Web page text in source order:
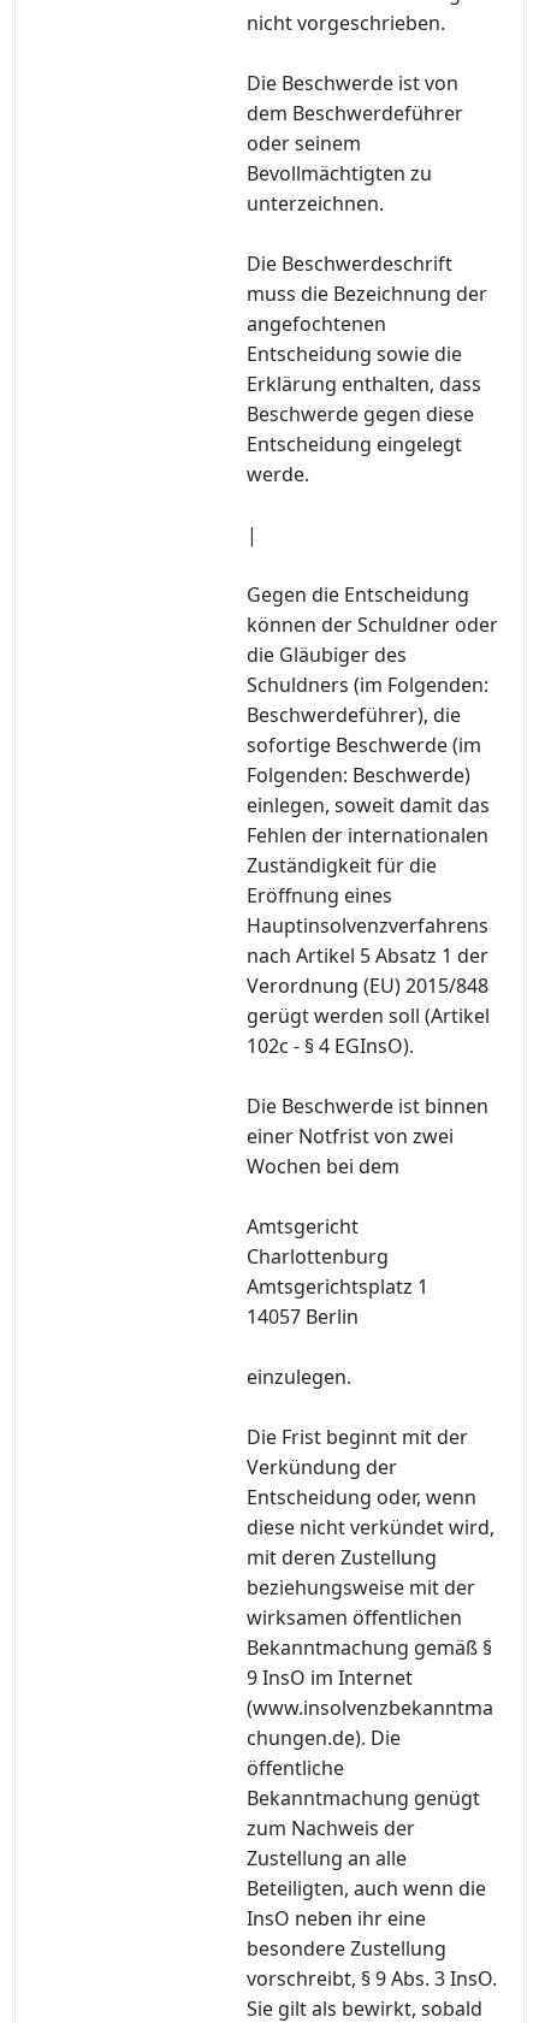
nicht vorgeschrieben.
Die Beschwerde ist von
dem Beschwerdeführer
oder seinem
Bevollmächtigten zu
unterzeichnen.
Die Beschwerdeschrift
muss die Bezeichnung der
angefochtenen
Entscheidung sowie die
Erklärung enthalten, dass
Beschwerde gegen diese
Entscheidung eingelegt
werde.
|
Gegen die Entscheidung
können der Schuldner oder
die Gläubiger des
Schuldners (im Folgenden:
Beschwerdeführer), die
sofortige Beschwerde (im
Folgenden: Beschwerde)
einlegen, soweit damit das
Fehlen der internationalen
Zuständigkeit für die
Eröffnung eines
Hauptinsolvenzverfahrens
nach Artikel 5 Absatz 1 der
Verordnung (EU) 2015/848
gerügt werden soll (Artikel
102c - § 4 EGInsO).
Die Beschwerde ist binnen
einer Notfrist von zwei
Wochen bei dem
Amtsgericht
Charlottenburg
Amtsgerichtsplatz 1
14057 Berlin
einzulegen.
Die Frist beginnt mit der
Verkündung der
Entscheidung oder, wenn
diese nicht verkündet wird,
mit deren Zustellung
beziehungsweise mit der
wirksamen öffentlichen
Bekanntmachung gemäß §
9 InsO im Internet
(www.insolvenzbekanntma
chungen.de). Die
öffentliche
Bekanntmachung genügt
zum Nachweis der
Zustellung an alle
Beteiligten, auch wenn die
InsO neben ihr eine
besondere Zustellung
vorschreibt, § 9 Abs. 3 InsO.
Sie gilt als bewirkt, sobald